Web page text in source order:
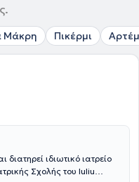
Μάκρη Πικέρμι
διατηρεί ιδιωτικό ιατρείο
Σχολής του Iuliu